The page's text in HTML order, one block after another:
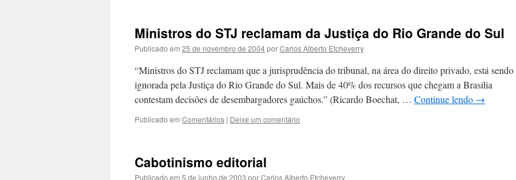
Ministros do STJ reclamam da Justiça do Rio Grande do Sul
Publicado em 25 de novembro de 2004porCarlos Alberto Etcheverry
“Ministros do STJ reclamam que a jurisprudência do tribunal, na área do direito privado, está sendo
ignorada pela Justiça do Rio Grande do Sul. Mais de 40% dos recursos que chegam a Brasília
contestam decisões de desembargadores gaúchos.” (Ricardo Boechat, … Continue lendo →
Publicado em Comentários | Deixe um comentário
Cabotinismo editorial
Publicado em 5 de junho de 2003 porCarlos Alberto Etcheverry